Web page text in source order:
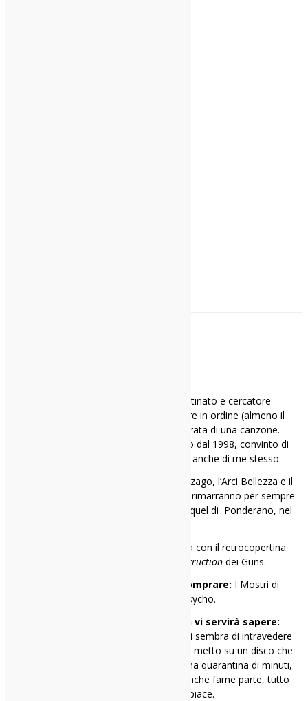
smemorato cronico, sognatore ostinato e cercatore
compulsivo di dischi capaci di rimettere in ordine (almeno il
mio) mondo, nonfoss’altro per la durata di una canzone.
Bazzico questo meraviglioso postaccio dal 1998, convinto di
essere sempre indie prima degli altri, anche di me stesso.
Il Bloom di Mezzago, l’Arci Bellezza e il
Gagarin a Busto Arsizio. Nel cuore però rimarranno per sempre
Spazio Musica a Pavia e il Babylonia in quel di Ponderano, nel
la cassetta con il retrocopertina
Appetite for Destruction dei Guns.
Il primo disco che avrei voluto comprare: I Mostri di
Thimothy dei Motorpsycho.
Una cosa che probabilmente non vi servirà sapere:
parafrasando John Fante, ogni tanto mi sembra di intravedere
il lato più tragicomico dell’esistenza. Poi metto su un disco che
vale davvero la pena ascoltare e, per una quarantina di minuti,
il mondo torna ad avere un senso. E anche farne parte, tutto
sommato, non mi dispiace.